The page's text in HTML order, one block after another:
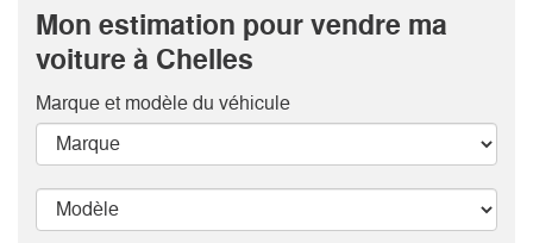
Mon estimation pour vendre ma
voiture à Chelles
Marque et modèle du véhicule